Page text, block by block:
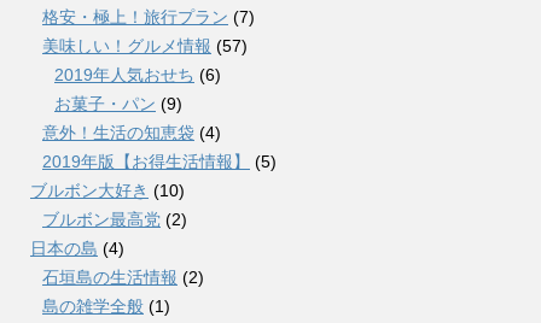
格安・極上！旅行プラン (7)
美味しい！グルメ情報 (57)
2019年人気おせち (6)
お菓子・パン (9)
意外！生活の知恵袋 (4)
2019年版【お得生活情報】
(5)
ブルボン大好き (10)
ブルボン最高党 (2)
日本の島 (4)
石垣島の生活情報 (2)
島の雑学全般 (1)